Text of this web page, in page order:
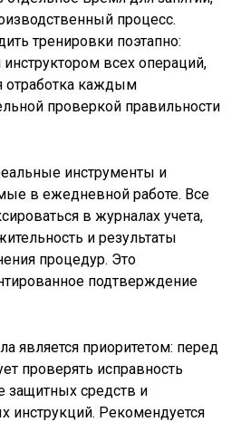
процесс.
тренировки поэтапно:
всех операций,
отработка каждым
проверкой правильности
инструменты и
в ежедневной работе. Все
в журналах учета,
и результаты
процедур. Это
подтверждение
является приоритетом: перед
проверять исправность
защитных средств и
инструкций. Рекомендуется